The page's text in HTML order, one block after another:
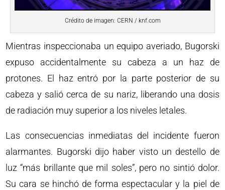
Crédito de imagen: CERN / knf.com
Mientras inspeccionaba un equipo averiado, Bugorski
expuso accidentalmente su cabeza a un haz de
protones. El haz entró por la parte posterior de su
cabeza y salió cerca de su nariz, liberando una dosis
de radiación muy superior a los niveles letales.
Las consecuencias inmediatas del incidente fueron
alarmantes. Bugorski dijo haber visto un destello de
luz “más brillante que mil soles”, pero no sintió dolor.
Su cara se hinchó de forma espectacular y la piel de